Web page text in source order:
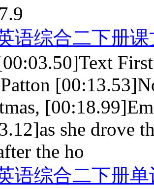
语综合二下册课
she drove
the ho
语综合二下册单